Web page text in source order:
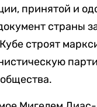
принятой и
страны
строят